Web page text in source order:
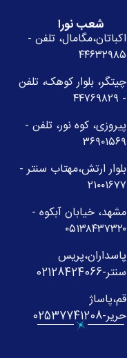
شعب نورا
اکباتان،مگامال، تلفن -
۴۴۶۳۲۹۸۵
چیتگر، بلوار کوهک، تلفن
- ۴۴۷۶۹۸۲۹
پیروزی، کوه نور، تلفن -
۳۶۹۰۱۵۶۹
بلوار ارتش،مهتاب سنتر -
۲۱۰۰۱۶۷۷
مشهد، خیابان آبکوه -
۰۵۱۳۸۴۳۷۳۲۰
پاسداران،پریس
سنتر-02128424066
قم،پاساژ
حریر-02537741208